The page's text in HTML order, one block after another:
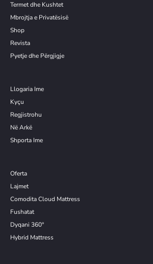
Termet dhe Kushtet
Mbrojtja e Privatësisë
Shop
Revista
Pyetje dhe Përgjigje
Llogaria Ime
Kyçu
Regjistrohu
Në Arkë
Shporta Ime
Oferta
Lajmet
Comodita Cloud Mattress
Fushatat
Dyqani 360°
Hybrid Mattress